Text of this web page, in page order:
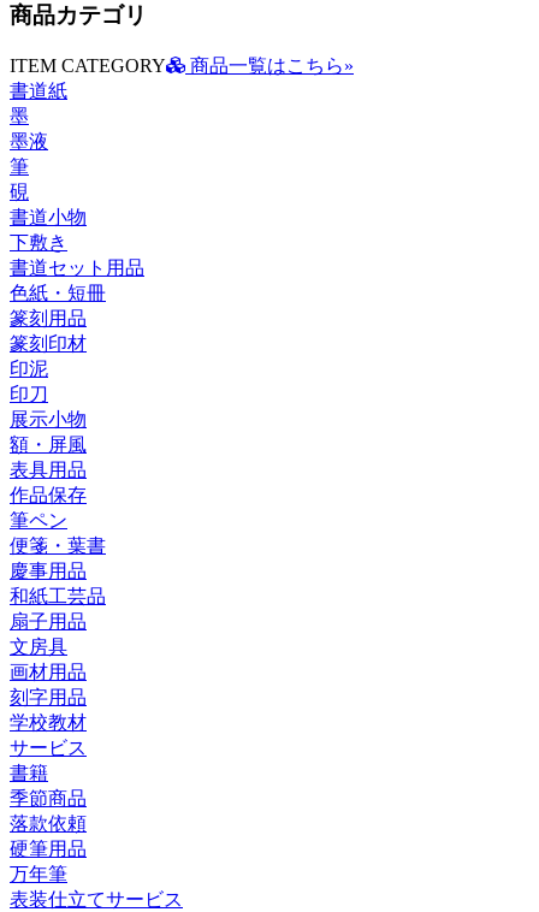
商品カテゴリ
ITEM CATEGORY
商品一覧はこちら»
書道紙
墨
墨液
筆
硯
書道小物
下敷き
書道セット用品
色紙・短冊
篆刻用品
篆刻印材
印泥
印刀
展示小物
額・屏風
表具用品
作品保存
筆ペン
便箋・葉書
慶事用品
和紙工芸品
扇子用品
文房具
画材用品
刻字用品
学校教材
サービス
書籍
季節商品
落款依頼
硬筆用品
万年筆
表装仕立てサービス